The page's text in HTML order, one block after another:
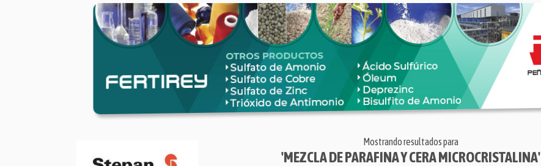
Mostrando resultados para
'MEZCLA DE PARAFINA Y CERA MICROCRISTALINA'